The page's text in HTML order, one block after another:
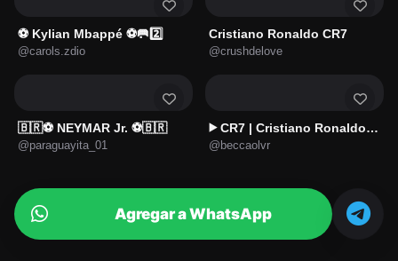
Agregar a WhatsApp
⚽ Kylian Mbappé ⚽🥅2️⃣
@carols.zdio
Cristiano Ronaldo CR7
@crushdelove
🇧🇷⚽️ NEYMAR Jr. ⚽️🇧🇷
@paraguayita_01
▶️ CR7 | Cristiano Ronaldo 7️⃣
@beccaolvr